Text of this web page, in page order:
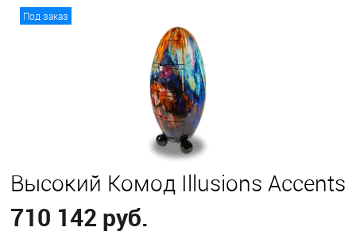
Под заказ
Высокий Комод Illusions Accents
710 142 руб.